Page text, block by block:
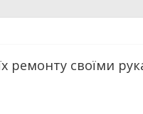
ремонту своїми